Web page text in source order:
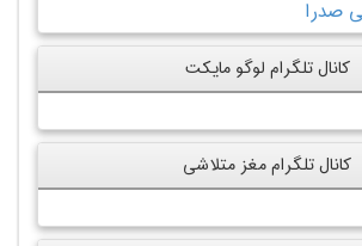
کانال تلگرام لوگو مایکت
کانال تلگرام مغز متلاشی